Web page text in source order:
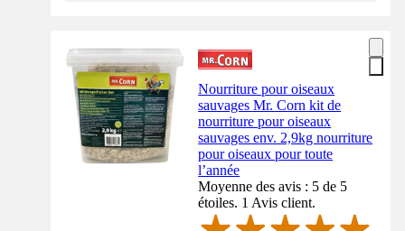
Nourriture pour oiseaux
sauvages Mr. Corn kit de
nourriture pour oiseaux
sauvages env. 2,9kg nourriture
pour oiseaux pour toute
l’année
Moyenne des avis : 5 de 5
étoiles. 1 Avis client.